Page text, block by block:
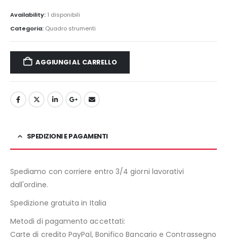
Availability: 1 disponibili
Categoria: Quadro strumenti
AGGIUNGI AL CARRELLO
SPEDIZIONI E PAGAMENTI
Spediamo con corriere entro 3/4 giorni lavorativi
dall'ordine.
Spedizione gratuita in Italia
Metodi di pagamento accettati:
Carte di credito PayPal, Bonifico Bancario e Contrassegno